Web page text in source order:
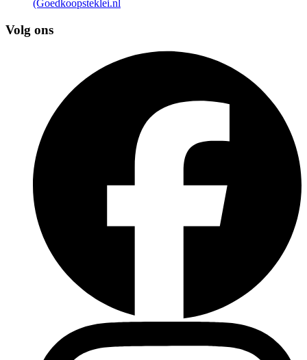
(Goedkoopsteklei.nl
Volg ons